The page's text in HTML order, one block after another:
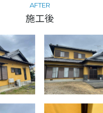
AFTER
施工後